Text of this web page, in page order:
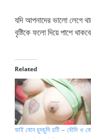
যদি আপনাদের ভালো লেগে
বৃষ্টিকে ফলো দিয়ে পাশে
Related
ভাই বোন চুদচুদি চটি – বৌদি ও